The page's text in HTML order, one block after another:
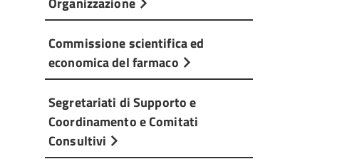
Commissione scientifica ed
economica del farmaco
Segretariati di Supporto e
Coordinamento e Comitati
Consultivi